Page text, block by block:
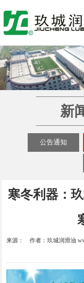
新
公告通知
寒冬利器：
来源： 作者：玖城润滑油